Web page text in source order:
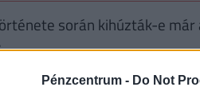
Pénzcentrum - Do Not
során kihúzták-e már